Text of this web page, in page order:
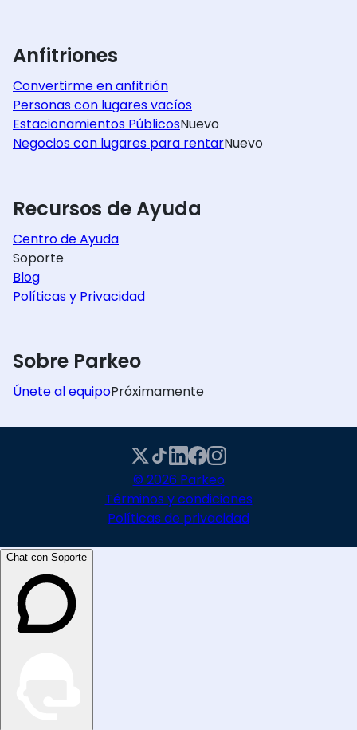
Anfitriones
Convertirme en anfitrión
Personas con lugares vacíos
Estacionamientos PúblicosNuevo
Negocios con lugares para rentarNuevo
Recursos de Ayuda
Centro de Ayuda
Soporte
Blog
Políticas y Privacidad
Sobre Parkeo
Únete al equipoPróximamente
© 2026 Parkeo
Términos y condiciones
Políticas de privacidad
Chat con Soporte